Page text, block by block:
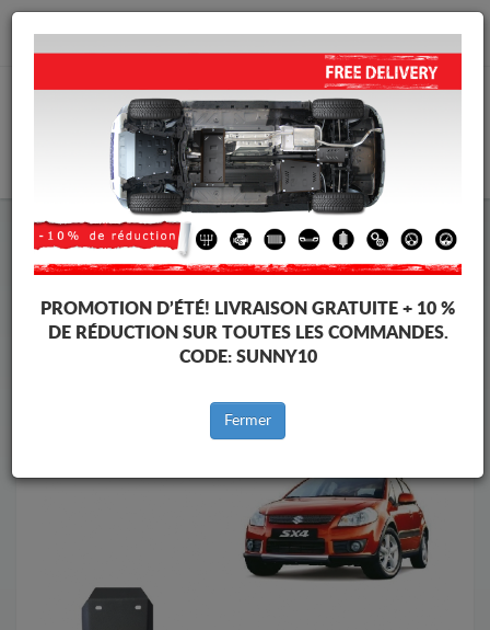
info@protectionsousmoteur.eu
Protection Sous Moteur Suzuki
Protection Sous Moteur Suzuki SX 4
Marques
PROMOTION D’ÉTÉ! LIVRAISON GRATUITE + 10 %
DE RÉDUCTION SUR TOUTES LES COMMANDES.
CODE: SUNNY10
Fermer